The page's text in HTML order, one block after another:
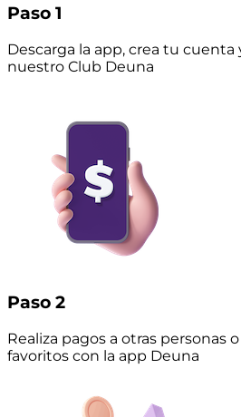
Paso 1
Descarga la app, crea tu cuenta
nuestro Club Deuna
Paso 2
Realiza pagos a otras personas
favoritos con la app Deuna